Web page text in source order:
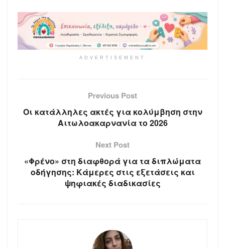
ADVERTISEMENT
Previous Post
Οι κατάλληλες ακτές για κολύμβηση στην
Αιτωλοακαρνανία το 2026
Next Post
«Φρένο» στη διαφθορά για τα διπλώματα
οδήγησης: Κάμερες στις εξετάσεις και
ψηφιακές διαδικασίες